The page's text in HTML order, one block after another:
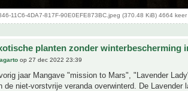
11C6-4DA7-817F-90E0EFE873BC.jpeg (370.48 KiB) 4664 keer
planten zonder winterbescherming
op 27 dec 2022 23:39
jaar Mangave "mission to Mars", "Lavender
de niet-vorstvrije veranda overwinterd. De Lavender